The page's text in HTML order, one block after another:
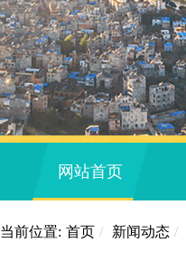
网站首页
当前位置: 首页 / 新闻动态 /